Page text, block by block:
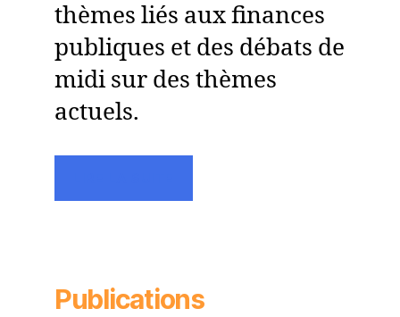
thèmes liés aux finances
publiques et des débats de
midi sur des thèmes
actuels.
Publications